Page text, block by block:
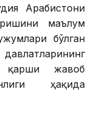
Арабистони
маълум
бўлган
қарши жавоб
ҳақида